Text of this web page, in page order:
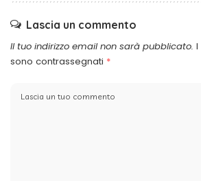
Lascia un commento
Il tuo indirizzo email non sarà pubblicato.
sono contrassegnati *